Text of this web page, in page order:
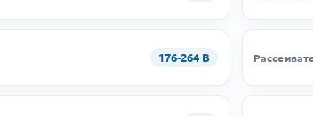
176-264 В